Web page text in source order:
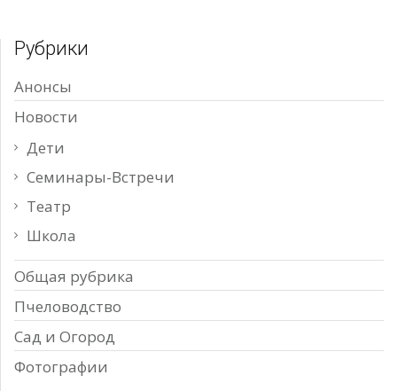
Рубрики
Анонсы
Новости
Дети
Семинары-Встречи
Театр
Школа
Общая рубрика
Пчеловодство
Сад и Огород
Фотографии